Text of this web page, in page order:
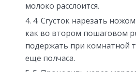
молоко расслоится.
4. Сгусток нарезать
как во втором пошаговом
подержать при комнатной
еще полчаса.